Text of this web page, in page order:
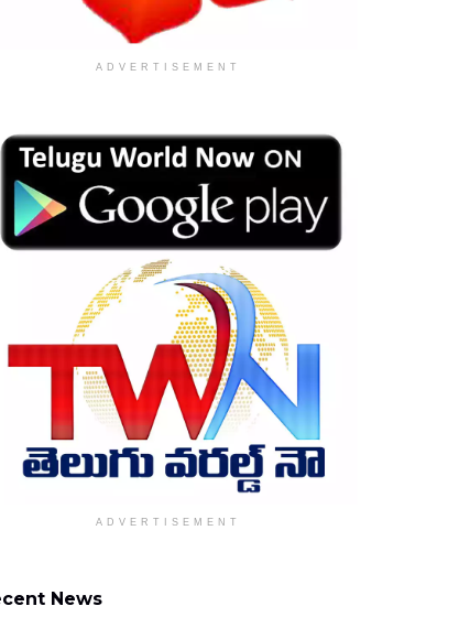
ADVERTISEMENT
ADVERTISEMENT
News